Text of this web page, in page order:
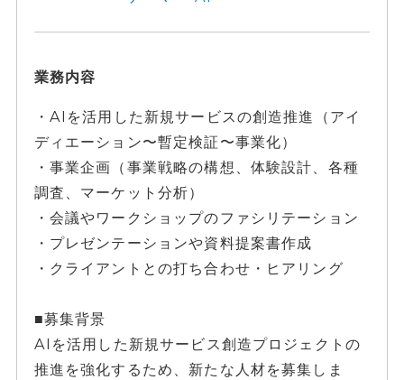
業務内容
・AIを活用した新規サービスの創造推進（アイ
ディエーション〜暫定検証〜事業化）
・事業企画（事業戦略の構想、体験設計、各種
調査、マーケット分析）
・会議やワークショップのファシリテーション
・プレゼンテーションや資料提案書作成
・クライアントとの打ち合わせ・ヒアリング
■募集背景
AIを活用した新規サービス創造プロジェクトの
推進を強化するため、新たな人材を募集しま